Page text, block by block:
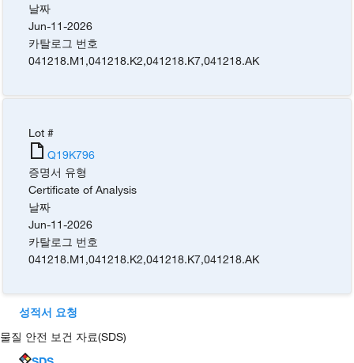
날짜
Jun-11-2026
카탈로그 번호
041218.M1 ,041218.K2,041218.K7,041218.AK
Lot #
Q19K796
증명서 유형
Certificate of Analysis
날짜
Jun-11-2026
카탈로그 번호
041218.M1 ,041218.K2,041218.K7,041218.AK
성적서 요청
물질 안전 보건 자료(SDS)